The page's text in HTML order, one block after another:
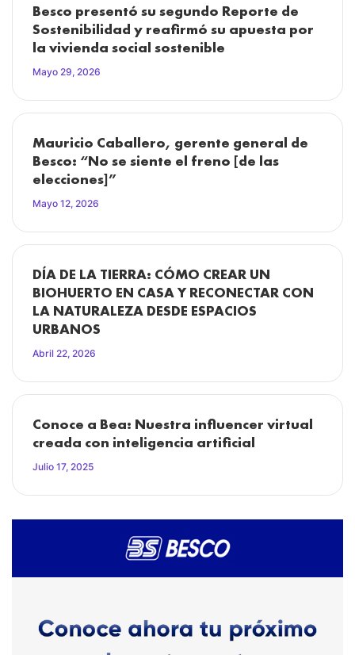
Besco presentó su segundo Reporte de
Sostenibilidad y reafirmó su apuesta por
la vivienda social sostenible
Mayo 29, 2026
Mauricio Caballero, gerente general de
Besco: “No se siente el freno [de las
elecciones]”
Mayo 12, 2026
DÍA DE LA TIERRA: CÓMO CREAR UN
BIOHUERTO EN CASA Y RECONECTAR CON
LA NATURALEZA DESDE ESPACIOS
URBANOS
Abril 22, 2026
Conoce a Bea: Nuestra influencer virtual
creada con inteligencia artificial
Julio 17, 2025